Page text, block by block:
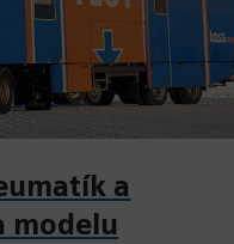
a
modelu